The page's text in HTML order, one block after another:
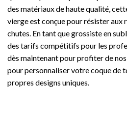
des matériaux de haute qualité,
vierge est conçue pour résister aux
chutes. En tant que grossiste en
des tarifs compétitifs pour les
dès maintenant pour profiter de
pour personnaliser votre coque de
propres designs uniques.